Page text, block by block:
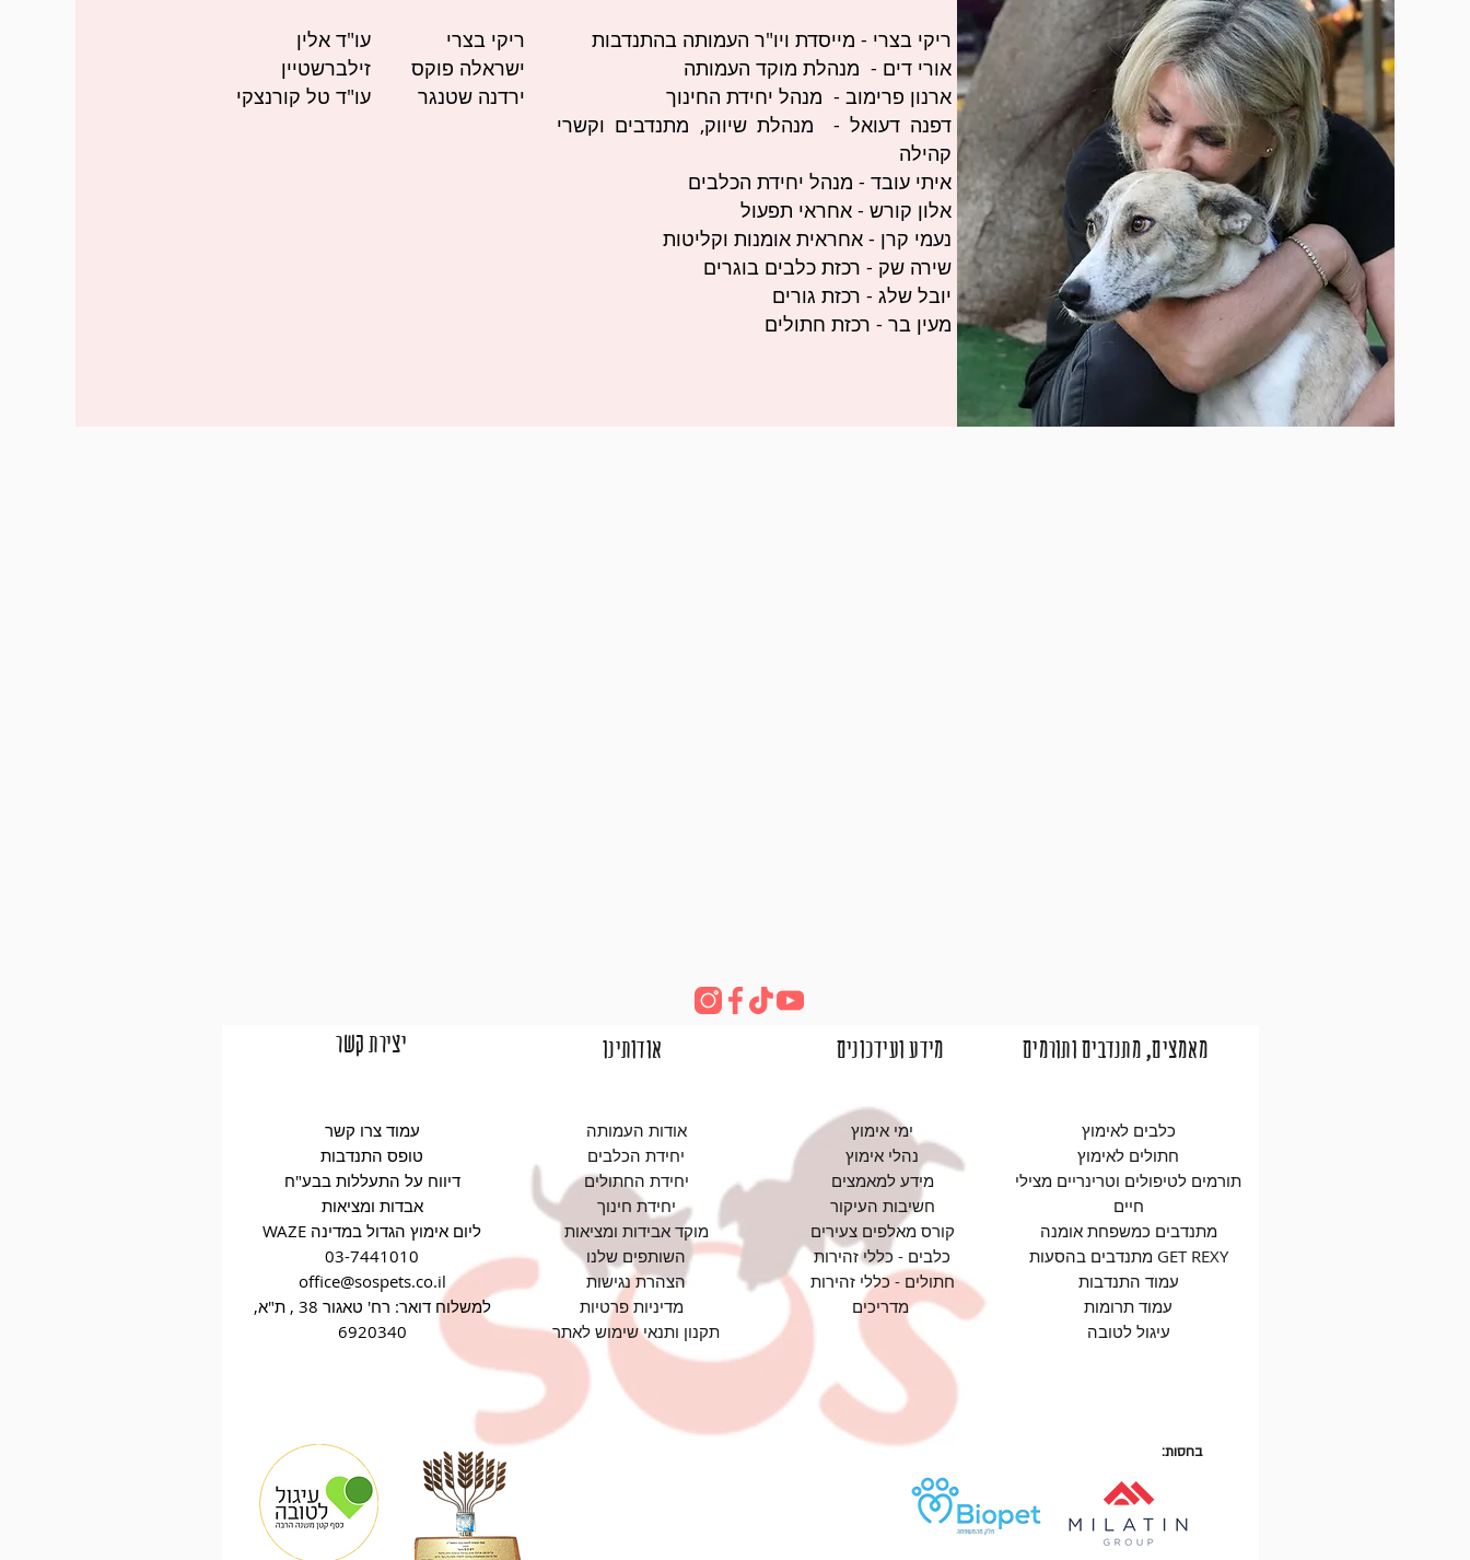
עו"ד אלין
זילברשטיין
עו"ד טל קורנצקי
ריקי בצרי
ישראלה פוקס
ירדנה שטנגר
ריקי בצרי - מייסדת ויו"ר העמותה בהתנדבות
אורי דים - מנהלת מוקד העמותה
ארנון פרימוב - מנהל יחידת החינוך
דפנה דעואל - מנהלת שיווק, מתנדבים וקשרי
קהילה
איתי עובד - מנהל יחידת הכלבים
אלון קורש - אחראי תפעול
נעמי קרן - אחראית אומנות וקליטות
שירה שק - רכזת כלבים בוגרים
יובל שלג - רכזת גורים
מעין בר - רכזת חתולים
יצירת קשר אודותינו מידע ועידכונים מאמצים, מתנדבים ותורמים
עמוד צרו קשר
טופס התנדבות
דיווח על התעללות בבע"ח
אבדות ומציאות
WAZE ליום אימוץ הגדול במדינה
03-7441010
office@sospets.co.il
למשלוח דואר: רח' טאגור 38 , ת"א,
6920340
אודות העמותה
יחידת הכלבים
יחידת החתולים
יחידת חינוך
מוקד אבידות ומציאות
השותפים שלנו
הצהרת נגישות
מדיניות פרטיות
תקנון ותנאי שימוש לאתר
ימי אימוץ
נהלי אימוץ
מידע למאמצים
חשיבות העיקור
קורס מאלפים צעירים
כלבים - כללי זהירות
חתולים - כללי זהירות
מדריכים
כלבים לאימוץ
חתולים לאימוץ
תורמים לטיפולים וטרינריים מצילי
חיים
מתנדבים כמשפחת אומנה
מתנדבים בהסעות GET REXY
עמוד התנדבות
עמוד תרומות
עיגול לטובה
בחסות: